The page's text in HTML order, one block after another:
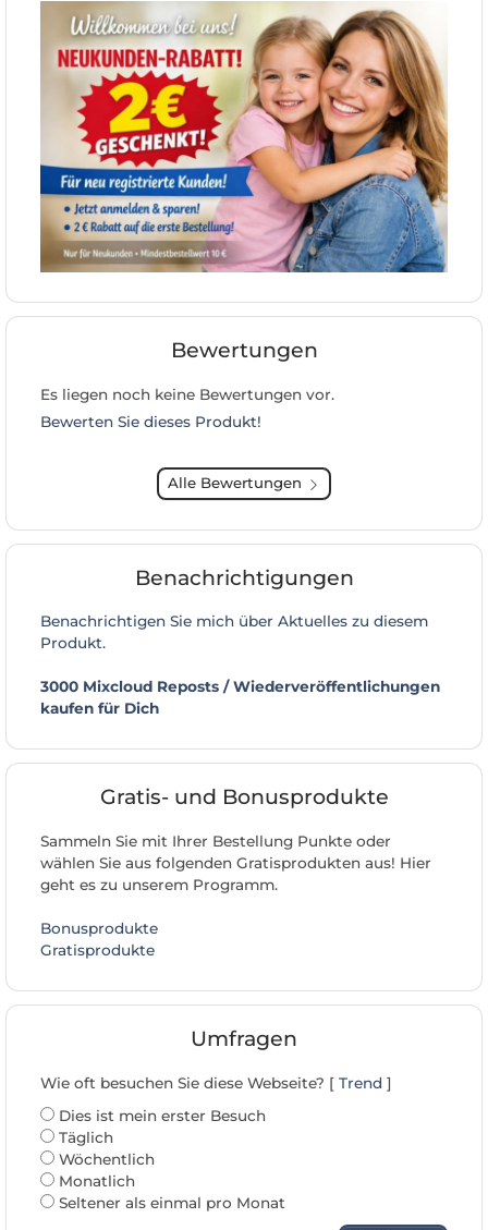
Bewertungen
Es liegen noch keine Bewertungen vor.
Bewerten Sie dieses Produkt!
Alle Bewertungen
Benachrichtigungen
Benachrichtigen Sie mich über Aktuelles zu diesem
Produkt.
3000 Mixcloud Reposts / Wiederveröffentlichungen
kaufen für Dich
Gratis- und Bonusprodukte
Sammeln Sie mit Ihrer Bestellung Punkte oder
wählen Sie aus folgenden Gratisprodukten aus! Hier
geht es zu unserem Programm.
Bonusprodukte
Gratisprodukte
Umfragen
Wie oft besuchen Sie diese Webseite? [ Trend ]
Dies ist mein erster Besuch
Täglich
Wöchentlich
Monatlich
Seltener als einmal pro Monat